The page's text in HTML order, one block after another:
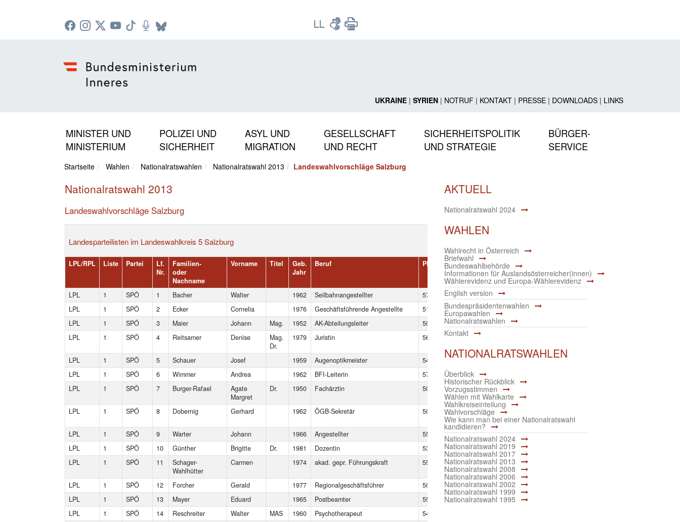
UKRAINE| SYRIEN| NOTRUF| KONTAKT| PRESSE| DOWNLOADS| LINKS
MINISTER UND
MINISTERIUM
POLIZEI UND
SICHERHEIT
ASYL UND
MIGRATION
GESELLSCHAFT
UND RECHT
SICHERHEITSPOLITIK
UND STRATEGIE
BÜRGER-
SERVICE
Startseite Wahlen Nationalratswahlen Nationalratswahl 2013 Landeswahlvorschläge Salzburg
Nationalratswahl 2013
Landeswahlvorschläge Salzburg
Landesparteilisten im Landeswahlkreis 5 Salzburg
LPL/RPL Liste Partei
Lf.
Nr.
Familien-
oder
Nachname
Vorname Titel
Geb.
Jahr
Beruf PLZ Ort
LPL 1 SPÖ 1 Bacher Walter 1962 Seilbahnangestellter 5723
Uttendorf
LPL
1 SPÖ 2 Ecker Cornelia 1976 Geschäftsführende Angestellte 5111
Bürmoos
LPL
1 SPÖ 3 Maier Johann Mag. 1952 AK-Abteilungsleiter 5020
Salzburg
LPL
1 SPÖ 4 Reitsamer Denise
Mag.
Dr.
1979 Juristin 5630
Bad
LPL
1 SPÖ 5 Schauer Josef 1959 Augenoptikmeister 5421
Adnet
LPL
1 SPÖ 6 Wimmer Andrea 1962 BFI-Leiterin 5700
Zell am See
LPL
1 SPÖ 7 Burger-Rafael
Agate
Margret
Dr. 1950 Fachärztin 5020 Salzburg
LPL 1 SPÖ 8 Dobernig Gerhard 1962 ÖGB-Sekretär 5071
Wals-
Siezenheim
LPL
1 SPÖ 9 Warter Johann 1966 Angestellter 5550
Radstadt
LPL
1 SPÖ 10 Günther Brigitte Dr. 1981 Dozentin 5301
Eugendorf
LPL
1 SPÖ 11
Schager-
Wahlhütter
Carmen 1974 akad. gepr. Führungskraft 5582
St. Michael
im Lungau
LPL
1 SPÖ 12 Forcher Gerald 1977 Regionalgeschäftsführer 5020
Salzburg
LPL
1 SPÖ 13 Mayer Eduard 1965 Postbeamter 5571
Mariapfarr
LPL
1 SPÖ 14 Reschreiter Walter MAS 1960 Psychotherapeut 5400
AKTUELL
Nationalratswahl 2024
WAHLEN
Wahlrecht in Österreich
Briefwahl
Bundeswahlbehörde
Informationen für Auslandsösterreicher(innen)
Wählerevidenz und Europa-Wählerevidenz
English version
Bundespräsidentenwahlen
Europawahlen
Nationalratswahlen
Kontakt
NATIONALRATSWAHLEN
Überblick
Historischer Rückblick
Vorzugsstimmen
Wählen mit Wahlkarte
Wahlkreiseinteilung
Wahlvorschläge
Wie kann man bei einer Nationalratswahl
kandidieren?
Nationalratswahl 2024
Nationalratswahl 2019
Nationalratswahl 2017
Nationalratswahl 2013
Nationalratswahl 2008
Nationalratswahl 2006
Nationalratswahl 2002
Nationalratswahl 1999
Nationalratswahl 1995